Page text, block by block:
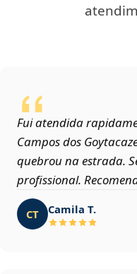
Fui atendida
Campos dos
quebrou na estrada.
profissional.
CT Camila T.